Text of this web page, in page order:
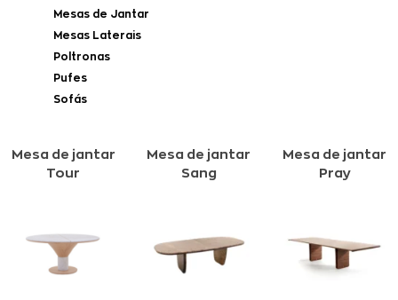
Mesas de Jantar
Mesas Laterais
Poltronas
Pufes
Sofás
Mesa de jantar
Tour
Mesa de jantar
Sang
Mesa de jantar
Pray